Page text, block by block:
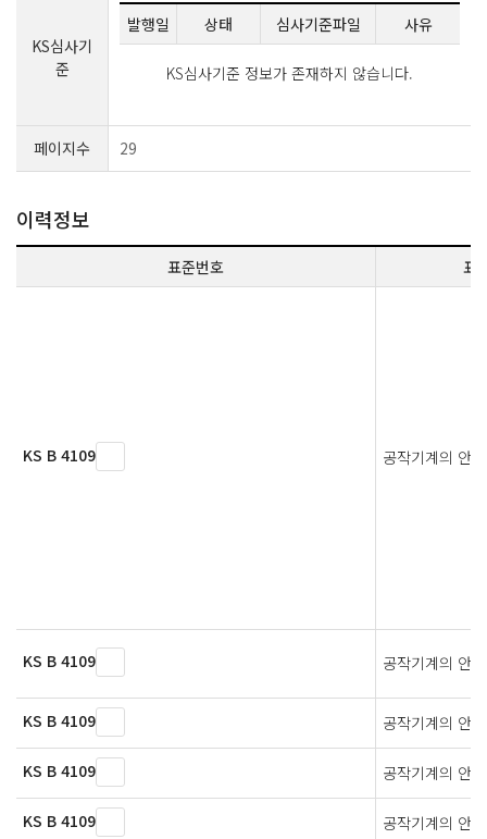
KS심사기
준
발행일 상태 심사기준파일 사유
KS심사기준 정보가 존재하지 않습니다.
페이지수 29
이력정보
표준번호 표
KS B 4109 공작기계의 안
KS B 4109 공작기계의 안
KS B 4109 공작기계의 안
KS B 4109 공작기계의 안
KS B 4109 공작기계의 안